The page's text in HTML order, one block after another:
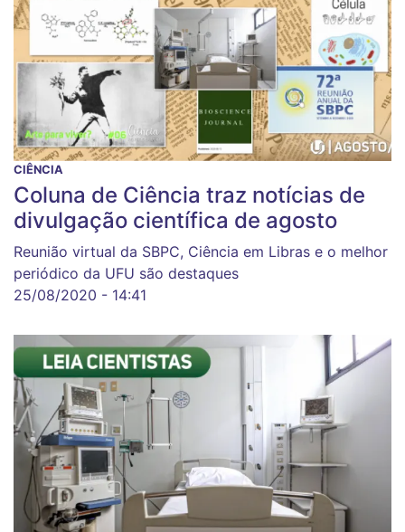
CIÊNCIA
Coluna de Ciência traz notícias de
divulgação científica de agosto
Reunião virtual da SBPC, Ciência em Libras e o melhor
periódico da UFU são destaques
25/08/2020 - 14:41